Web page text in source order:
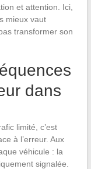
et attention. Ici,
mieux vaut
transformer son
dans
limité, c’est
à l’erreur. Aux
véhicule : la
signalée.